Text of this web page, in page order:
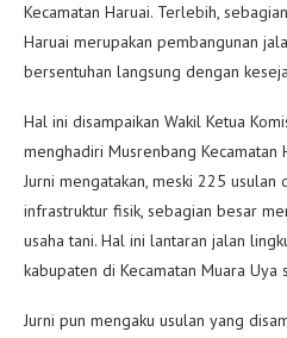
Kecamatan Haruai. Terlebih,
Haruai merupakan pembangunan
bersentuhan langsung dengan
Hal ini disampaikan Wakil Ketua
menghadiri Musrenbang
Jurni mengatakan, meski 225 usulan
infrastruktur fisik, sebagian besar
usaha tani. Hal ini lantaran jalan
kabupaten di Kecamatan Muara Uya
Jurni pun mengaku usulan yang